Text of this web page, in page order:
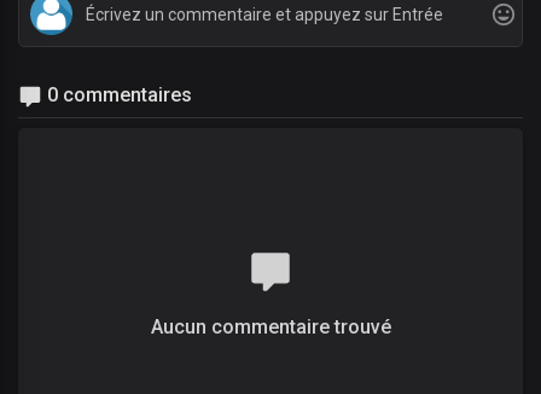
0 commentaires
Aucun commentaire trouvé